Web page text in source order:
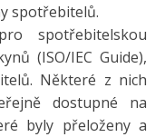
spotřebitelů.
spotřebitelskou
(ISO/IEC Guide),
Některé z nich
dostupné na
byly přeloženy a